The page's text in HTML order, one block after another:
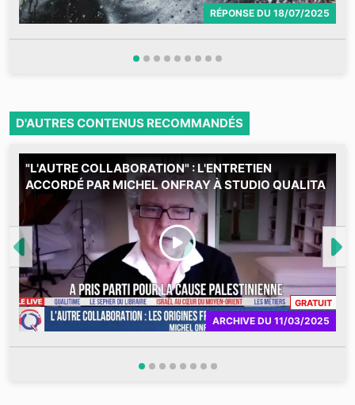
RÉPONSE DU 18/07/2025
D'AUTRES CONTENUS RECOMMANDÉS
"L'AUTRE COLLABORATION" : L'ENTRETIEN
ACCORDÉ PAR MICHEL ONFRAY À STUDIO QUALITA
GRATUIT
ARCHIVE DU 11/03/2025